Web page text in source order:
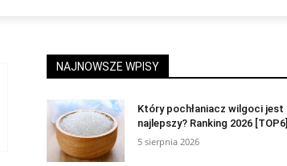
NAJNOWSZE WPISY
Który pochłaniacz wilgoci jest
najlepszy? Ranking 2026 [TOP6]
5 sierpnia 2026